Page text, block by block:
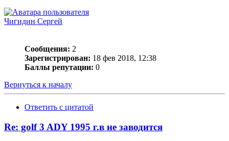
Чигидин Сергей
Сообщения: 2
Зарегистрирован: 18 фев 2018, 12:38
Баллы репутации: 0
Вернуться к началу
Ответить с цитатой
Re: golf 3 ADY 1995 г.в не заводится